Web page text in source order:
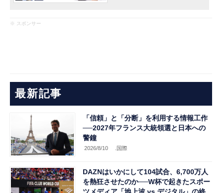
※ スポンサー
最新記事
「信頼」と「分断」を利用する情報工作
──2027年フランス大統領選と日本への
警鐘
2026/8/10 .国際
DAZNはいかにして104試合、6,700万人
を熱狂させたのか──W杯で起きたスポー
ツメディア「地上波 vs デジタル」の終